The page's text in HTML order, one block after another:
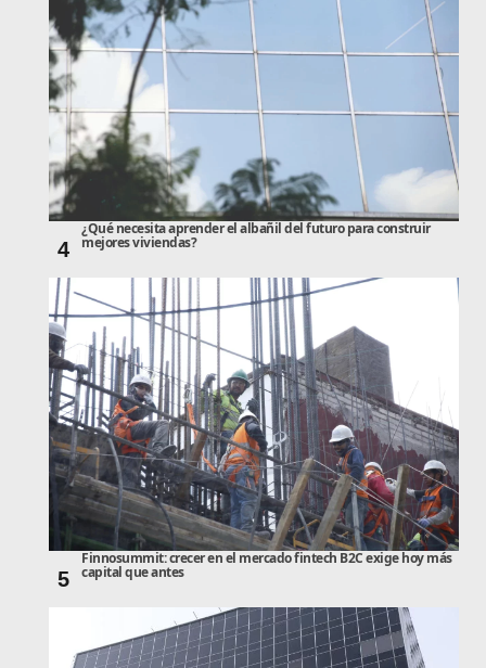
4
¿Qué necesita aprender el albañil del futuro para construir
mejores viviendas?
5
Finnosummit: crecer en el mercado fintech B2C exige hoy más
capital que antes